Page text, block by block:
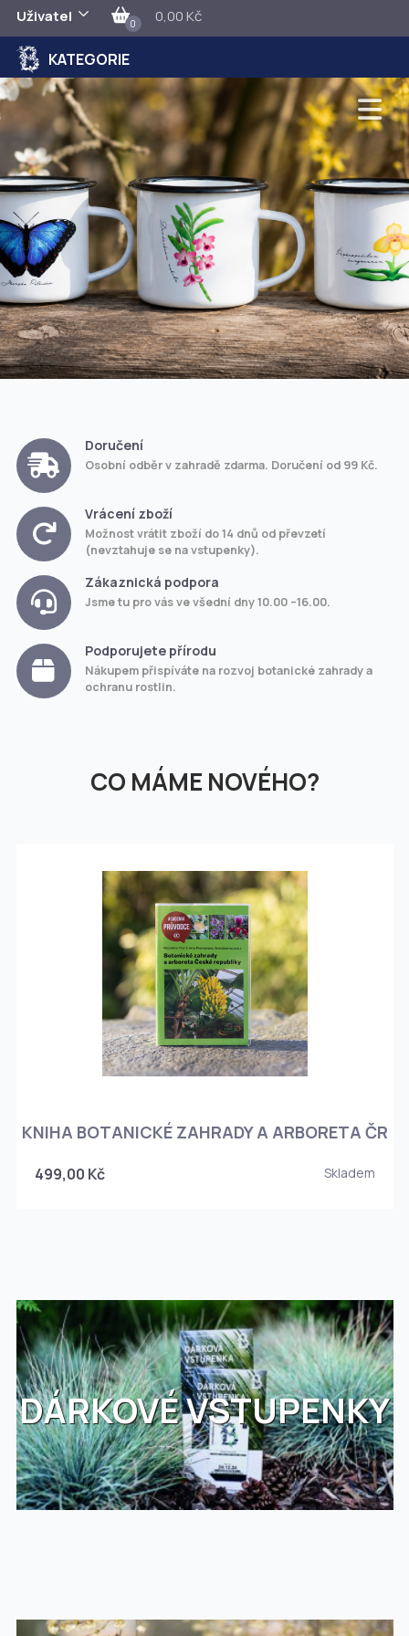
Uživatel 0 0,00 Kč
KATEGORIE
Doručení
Osobní odběr v zahradě zdarma. Doručení od 99 Kč.
Vrácení zboží
Možnost vrátit zboží do 14 dnů od převzetí
(nevztahuje se na vstupenky).
Zákaznická podpora
Jsme tu pro vás ve všední dny 10.00 –16.00.
Podporujete přírodu
Nákupem přispíváte na rozvoj botanické zahrady a
ochranu rostlin.
CO MÁME NOVÉHO?
KNIHA BOTANICKÉ ZAHRADY A ARBORETA ČR
499,00 Kč Skladem
DÁRKOVÉ VSTUPENKY